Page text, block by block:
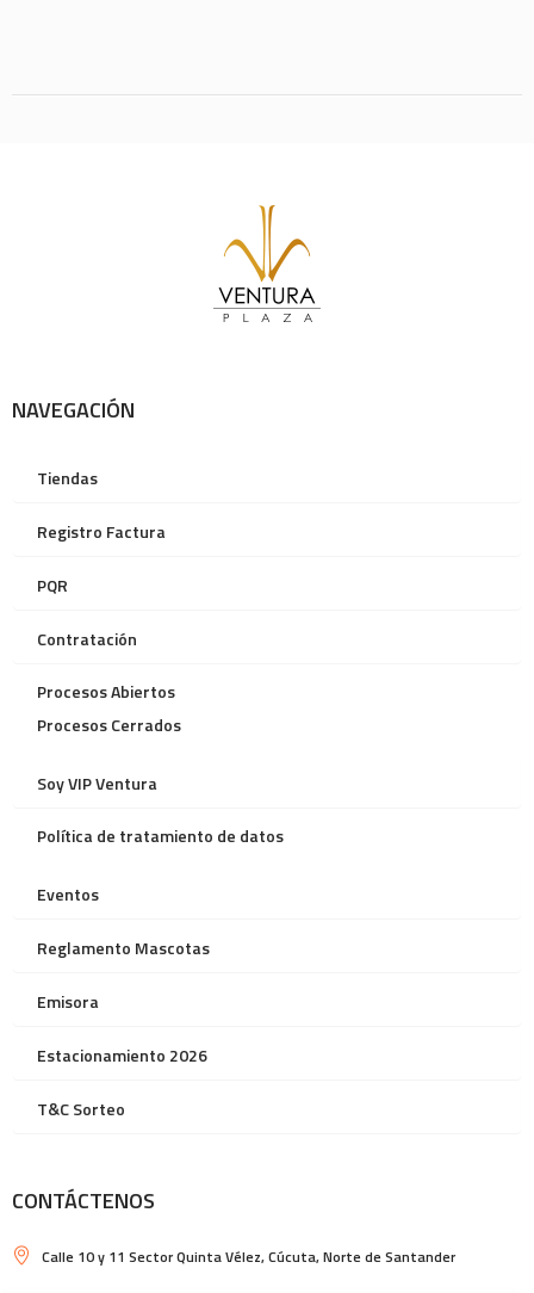
NAVEGACIÓN
Tiendas
Registro Factura
PQR
Contratación
Procesos Abiertos
Procesos Cerrados
Soy VIP Ventura
Política de tratamiento de datos
Eventos
Reglamento Mascotas
Emisora
Estacionamiento 2026
T&C Sorteo
CONTÁCTENOS
Calle 10 y 11 Sector Quinta Vélez, Cúcuta, Norte de Santander